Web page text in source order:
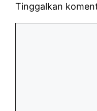
Tinggalkan